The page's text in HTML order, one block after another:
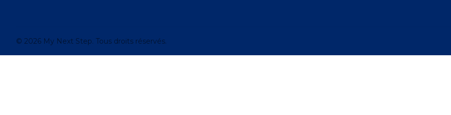
© 2026 My Next Step. Tous droits réservés.